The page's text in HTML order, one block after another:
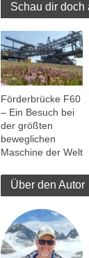
Schau dir doch
Förderbrücke F60
– Ein Besuch bei
der größten
beweglichen
Maschine der Welt
Über den Autor